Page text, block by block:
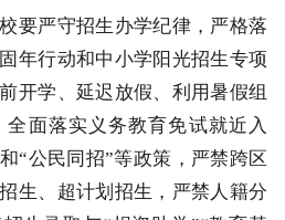
要严守招生办学纪律，严格落
年行动和中小学阳光招生专项
开学、延迟放假、利用暑假组
面落实义务教育免试就近入
“公民同招”等政策，严禁跨区
生、超计划招生，严禁人籍分